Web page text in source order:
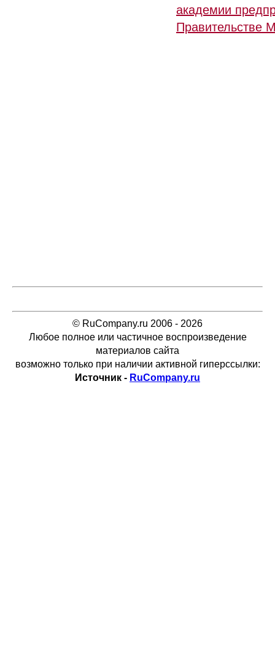
академии
Правительстве
© RuCompany.ru 2006 - 2026
Любое полное или частичное воспроизведение
материалов сайта
возможно только при наличии активной гиперссылки:
Источник - RuCompany.ru